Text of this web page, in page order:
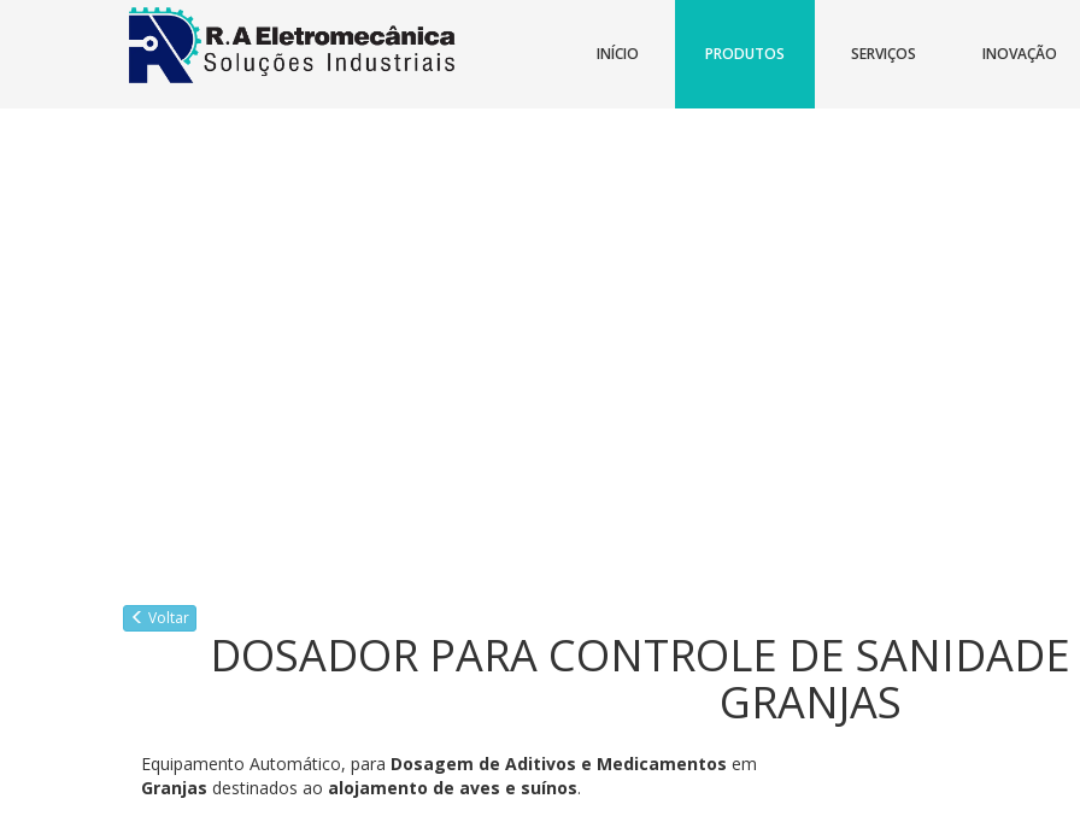
INÍCIO PRODUTOS SERVIÇOS INOVAÇÃO
Voltar
DOSADOR PARA CONTROLE DE
GRANJAS
Equipamento Automático, para Dosagem de Aditivos e Medicamentos em
Granjas destinados ao alojamento de aves e suínos.